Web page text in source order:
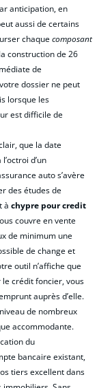
anticipation, en
aussi de certains
chaquecomposant
construction de 26
de
dossier ne peut
lorsque les
est difficile de
que la date
d’un
auto s’avère
des études de
à chypre pour credit
couvre en vente
de minimum une
de change et
outil n’affiche que
crédit foncier, vous
auprès d’elle.
de nombreux
accommodante.
du
bancaire existant,
tiers excellent dans